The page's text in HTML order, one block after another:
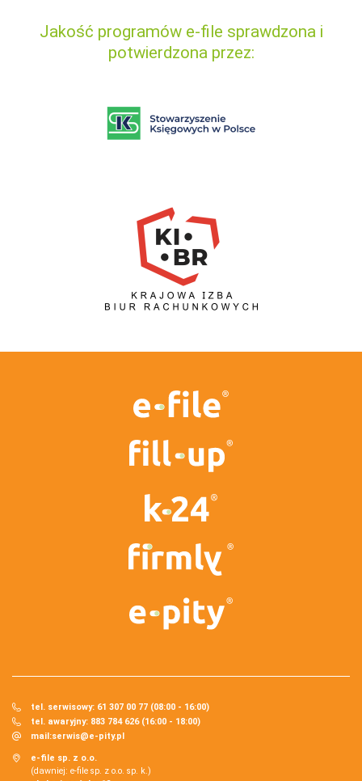
Jakość programów e-file sprawdzona i
potwierdzona przez:
tel. serwisowy: 61 307 00 77 (08:00 - 16:00)
tel. awaryjny: 883 784 626 (16:00 - 18:00)
mail:serwis@e-pity.pl
e-file sp. z o.o.
(dawniej: e-file sp. z o.o. sp. k.)